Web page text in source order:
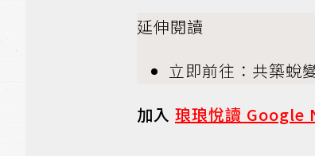
延伸閱讀
立即前往：共築
加入 琅琅悅讀 Google